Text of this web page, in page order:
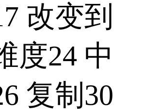
改变到
度24 中
复制30